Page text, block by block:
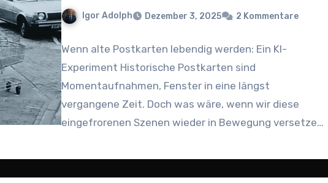
Igor Adolph Dezember 3, 2025 2 Kommentare
Wenn alte Postkarten lebendig werden: Ein KI-
Experiment Historische Postkarten sind
Momentaufnahmen, Fenster in eine längst
vergangene Zeit. Doch was wäre, wenn wir diese
eingefrorenen Szenen wieder in Bewegung versetzen